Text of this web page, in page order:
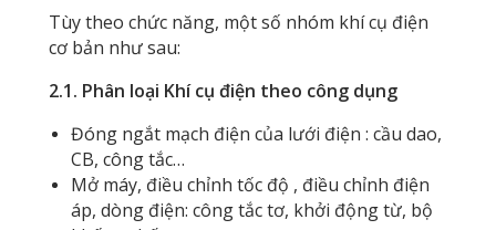
Tùy theo chức năng, một số nhóm khí cụ điện
cơ bản như sau:
2.1. Phân loại Khí cụ điện theo công dụng
Đóng ngắt mạch điện của lưới điện : cầu dao,
CB, công tắc…
Mở máy, điều chỉnh tốc độ , điều chỉnh điện
áp, dòng điện: công tắc tơ, khởi động từ, bộ